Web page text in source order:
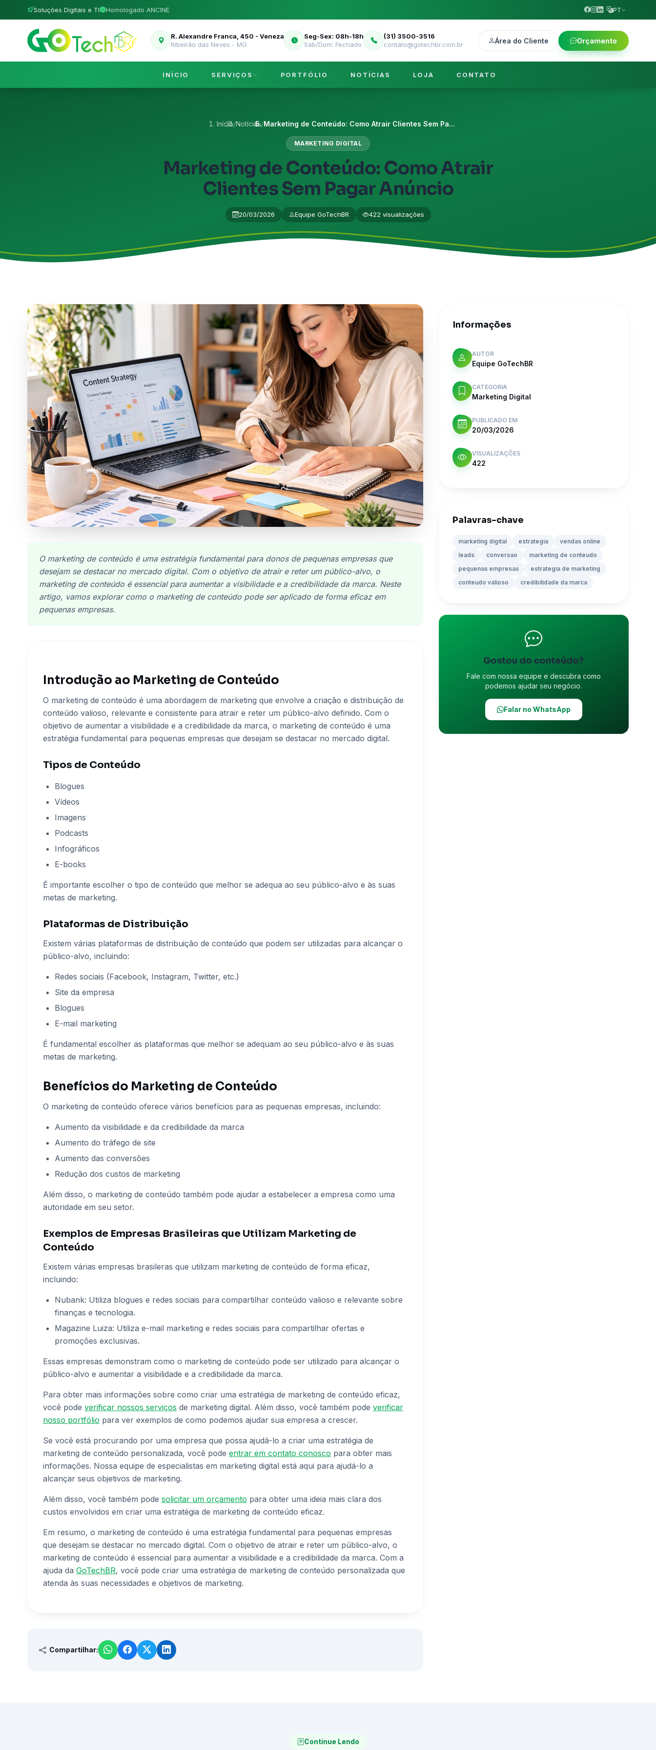
Soluções Digitais e TI Homologado ANCINE PT
R. Alexandre Franca, 450 - Veneza
Ribeirão das Neves - MG
Seg-Sex: 08h-18h
Sab/Dom: Fechado
(31) 3500-3516
contato@gotechbr.com.br
Área do Cliente Orçamento
INÍCIO SERVIÇOS PORTFÓLIO NOTÍCIAS LOJA CONTATO
Início/Notícias/Marketing de Conteúdo: Como Atrair Clientes Sem Pa...
MARKETING DIGITAL
Marketing de Conteúdo: Como Atrair
Clientes Sem Pagar Anúncio
20/03/2026 Equipe GoTechBR 422 visualizações
O marketing de conteúdo é uma estratégia fundamental para donos de pequenas empresas que
desejam se destacar no mercado digital. Com o objetivo de atrair e reter um público-alvo, o
marketing de conteúdo é essencial para aumentar a visibilidade e a credibilidade da marca. Neste
artigo, vamos explorar como o marketing de conteúdo pode ser aplicado de forma eficaz em
pequenas empresas.
Introdução ao Marketing de Conteúdo
O marketing de conteúdo é uma abordagem de marketing que envolve a criação e distribuição de
conteúdo valioso, relevante e consistente para atrair e reter um público-alvo definido. Com o
objetivo de aumentar a visibilidade e a credibilidade da marca, o marketing de conteúdo é uma
estratégia fundamental para pequenas empresas que desejam se destacar no mercado digital.
Tipos de Conteúdo
Blogues
Vídeos
Imagens
Podcasts
Infográficos
E-books
É importante escolher o tipo de conteúdo que melhor se adequa ao seu público-alvo e às suas
metas de marketing.
Plataformas de Distribuição
Existem várias plataformas de distribuição de conteúdo que podem ser utilizadas para alcançar o
público-alvo, incluindo:
Redes sociais (Facebook, Instagram, Twitter, etc.)
Site da empresa
Blogues
E-mail marketing
É fundamental escolher as plataformas que melhor se adequam ao seu público-alvo e às suas
metas de marketing.
Benefícios do Marketing de Conteúdo
O marketing de conteúdo oferece vários benefícios para as pequenas empresas, incluindo:
Aumento da visibilidade e da credibilidade da marca
Aumento do tráfego de site
Aumento das conversões
Redução dos custos de marketing
Além disso, o marketing de conteúdo também pode ajudar a estabelecer a empresa como uma
autoridade em seu setor.
Exemplos de Empresas Brasileiras que Utilizam Marketing de
Conteúdo
Existem várias empresas brasileras que utilizam marketing de conteúdo de forma eficaz,
incluindo:
Nubank: Utiliza blogues e redes sociais para compartilhar conteúdo valioso e relevante sobre
finanças e tecnologia.
Magazine Luiza: Utiliza e-mail marketing e redes sociais para compartilhar ofertas e
promoções exclusivas.
Essas empresas demonstram como o marketing de conteúdo pode ser utilizado para alcançar o
público-alvo e aumentar a visibilidade e a credibilidade da marca.
Para obter mais informações sobre como criar uma estratégia de marketing de conteúdo eficaz,
você pode verificar nossos serviços de marketing digital. Além disso, você também pode verificar
nosso portfólio para ver exemplos de como podemos ajudar sua empresa a crescer.
Se você está procurando por uma empresa que possa ajudá-lo a criar uma estratégia de
marketing de conteúdo personalizada, você pode entrar em contato conosco para obter mais
informações. Nossa equipe de especialistas em marketing digital está aqui para ajudá-lo a
alcançar seus objetivos de marketing.
Além disso, você também pode solicitar um orçamento para obter uma ideia mais clara dos
custos envolvidos em criar uma estratégia de marketing de conteúdo eficaz.
Em resumo, o marketing de conteúdo é uma estratégia fundamental para pequenas empresas
que desejam se destacar no mercado digital. Com o objetivo de atrair e reter um público-alvo, o
marketing de conteúdo é essencial para aumentar a visibilidade e a credibilidade da marca. Com a
ajuda da GoTechBR, você pode criar uma estratégia de marketing de conteúdo personalizada que
atenda às suas necessidades e objetivos de marketing.
Compartilhar:
Informações
AUTOR
Equipe GoTechBR
CATEGORIA
Marketing Digital
PUBLICADO EM
20/03/2026
VISUALIZAÇÕES
422
Palavras-chave
marketing digital estrategia
vendas online
leads
conversao
marketing de conteudo
pequenas empresas
estrategia de marketing
conteudo valioso
credibilidade da marca
Gostou do conteúdo?
Fale com nossa equipe e descubra como
podemos ajudar seu negócio.
Falar no WhatsApp
Continue Lendo